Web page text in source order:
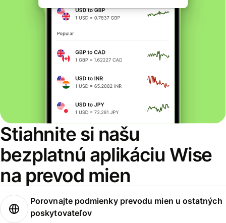
Stiahnite si našu
bezplatnú aplikáciu Wise
na prevod mien
Porovnajte podmienky prevodu mien u ostatných
poskytovateľov